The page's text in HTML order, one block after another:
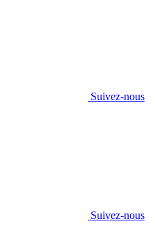
Suivez-nous
Suivez-nous